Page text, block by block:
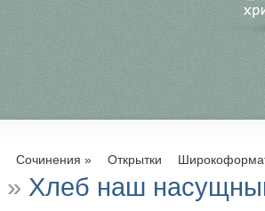
Сочинения » Открытки
» Хлеб наш